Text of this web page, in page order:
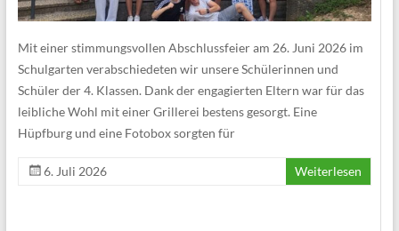
Mit einer stimmungsvollen Abschlussfeier am 26. Juni 2026 im
Schulgarten verabschiedeten wir unsere Schülerinnen und
Schüler der 4. Klassen. Dank der engagierten Eltern war für das
leibliche Wohl mit einer Grillerei bestens gesorgt. Eine
Hüpfburg und eine Fotobox sorgten für
6. Juli 2026 Weiterlesen